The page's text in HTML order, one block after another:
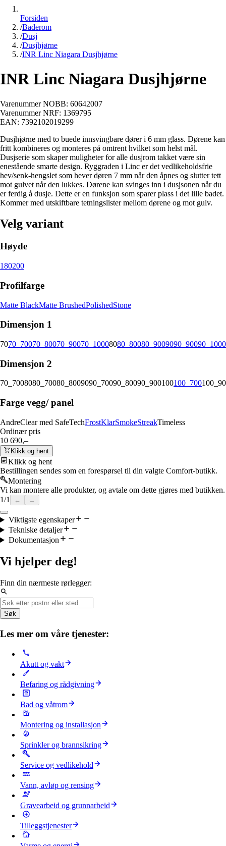
Forsiden
/Baderom
/Dusj
/Dusjhjørne
/INR Linc Niagara Dusjhjørne
INR Linc Niagara Dusjhjørne
Varenummer NOBB: 60642007
Varenummer NRF: 1369795
EAN: 7392102019299
Dusjhjørne med to buede innsvingbare dører i 6 mm glass. Dørene kan
fritt kombineres og monteres på omtrent hvilket som helst mål.
Dusjserie som skaper muligheter for alle dusjrom takket være sin
enestående smarte design. Ryggraden i Linc er det vedlikeholdsfrie
hev/senk-hengslet som hever døren 7 mm når den åpnes og slutter tett
mot gulvet når den lukkes. Dørene kan svinges inn i dusjsonen når du
er ferdig å dusje. Dette er en funksjon som sparer plass i det lille badet.
Kommer med utskiftbare tetningslister mellom dørene og mot gulv.
Velg variant
Høyde
180200
Profilfarge
Matte BlackMatte BrushedPolishedStone
Dimensjon 1
7070_70070_80070_90070_10008080_80080_9009090_90090_1000
Dimensjon 2
70_7008080_70080_8009090_70090_80090_900100100_700
Farge vegg/ panel
AndreClear med SafeTechFrostKlarSmokeStreakTimeless
Ordinær pris
10 690,–
Klikk og hent
Klikk og hent
Bestillingen sendes som en forespørsel til din valgte Comfort-butikk.
Montering
Vi kan montere alle produkter, og avtale om dette gjøres med butikken.
1/1 ← →
Viktigste egenskaper
Tekniske detaljer
Dokumentasjon
Vi hjelper deg!
Finn din nærmeste rørlegger:
Søk
Les mer om våre tjenester:
Akutt og vakt
Befaring og rådgivning
Bad og våtrom
Montering og installasjon
Sprinkler og brannsikring
Service og vedlikehold
Vann, avløp og rensing
Gravearbeid og grunnarbeid
Tilleggstjenester